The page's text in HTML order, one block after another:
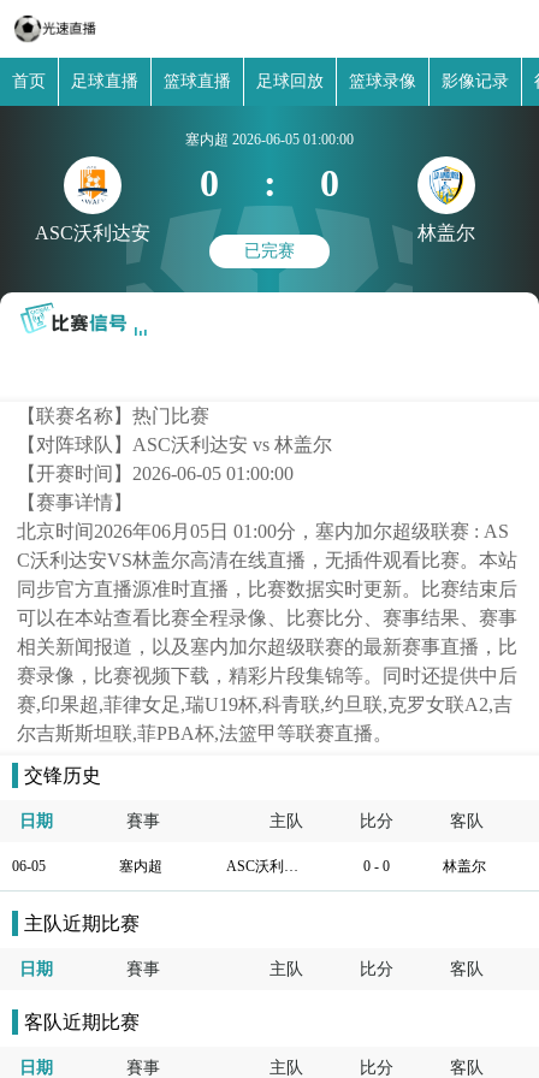
首页 足球直播 篮球直播 足球回放 篮球录像 影像记录
ASC沃利达安
塞内超 2026-06-05 01:00:00
0 : 0
已完赛
林盖尔
【联赛名称】热门比赛
【对阵球队】 ASC沃利达安 vs 林盖尔
【开赛时间】 2026-06-05 01:00:00
【赛事详情】
北京时间2026年06月05日 01:00分，塞内加尔超级联赛 : AS
C沃利达安VS林盖尔高清在线直播，无插件观看比赛。本站
同步官方直播源准时直播，比赛数据实时更新。比赛结束后
可以在本站查看比赛全程录像、比赛比分、赛事结果、赛事
相关新闻报道，以及塞内加尔超级联赛的最新赛事直播，比
赛录像，比赛视频下载，精彩片段集锦等。同时还提供中后
赛,印果超,菲律女足,瑞U19杯,科青联,约旦联,克罗女联A2,吉
尔吉斯斯坦联,菲PBA杯,法篮甲等联赛直播。
交锋历史
日期 賽事 主队 比分 客队
06-05 塞内超 ASC沃利达安 0 - 0 林盖尔
主队近期比赛
日期 賽事 主队 比分 客队
客队近期比赛
日期 賽事 主队 比分 客队